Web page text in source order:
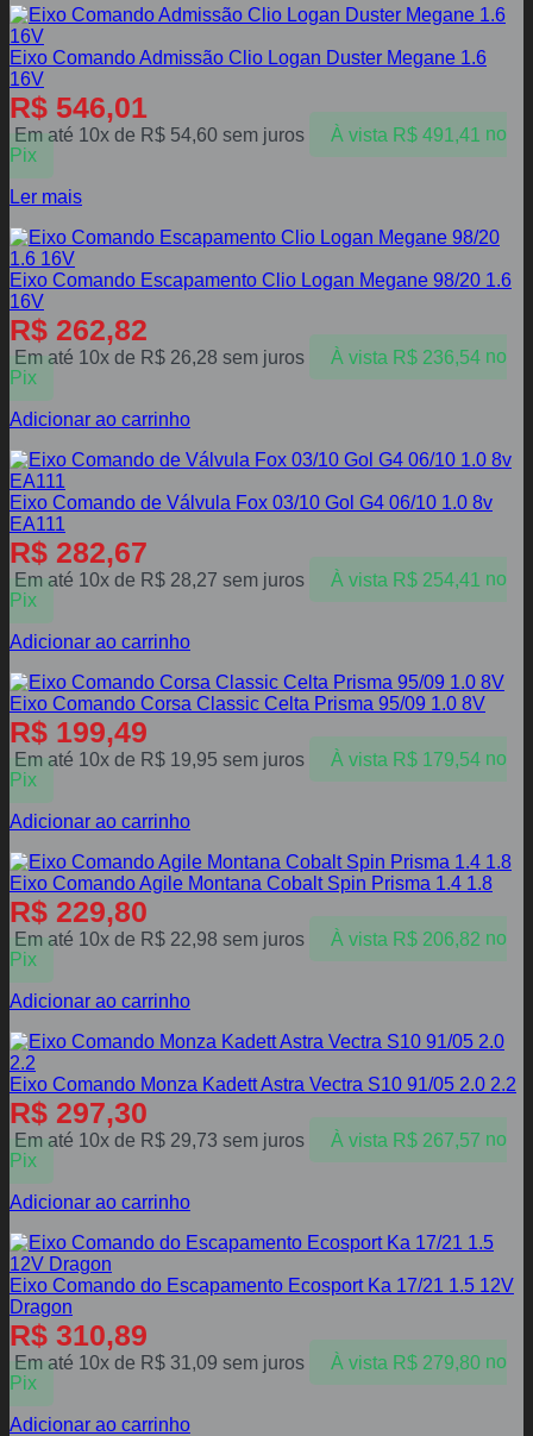
Eixo Comando Admissão Clio Logan Duster Megane 1.6
16V
R$ 546,01
Em até 10x de R$ 54,60 sem juros À vista R$491,41 no
Pix
Ler mais
Eixo Comando Escapamento Clio Logan Megane 98/20 1.6
16V
R$ 262,82
Em até 10x de R$ 26,28 sem juros À vista R$236,54 no
Pix
Adicionar ao carrinho
Eixo Comando de Válvula Fox 03/10 Gol G4 06/10 1.0 8v
EA111
R$ 282,67
Em até 10x de R$ 28,27 sem juros À vista R$254,41 no
Pix
Adicionar ao carrinho
Eixo Comando Corsa Classic Celta Prisma 95/09 1.0 8V
R$ 199,49
Em até 10x de R$ 19,95 sem juros À vista R$179,54 no
Pix
Adicionar ao carrinho
Eixo Comando Agile Montana Cobalt Spin Prisma 1.4 1.8
R$ 229,80
Em até 10x de R$ 22,98 sem juros À vista R$206,82 no
Pix
Adicionar ao carrinho
Eixo Comando Monza Kadett Astra Vectra S10 91/05 2.0 2.2
R$ 297,30
Em até 10x de R$ 29,73 sem juros À vista R$267,57 no
Pix
Adicionar ao carrinho
Eixo Comando do Escapamento Ecosport Ka 17/21 1.5 12V
Dragon
R$ 310,89
Em até 10x de R$ 31,09 sem juros À vista R$279,80 no
Pix
Adicionar ao carrinho